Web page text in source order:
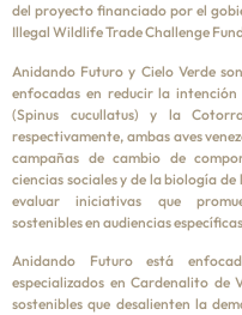
del proyecto financiado por el
Illegal Wildlife Trade Challenge
Anidando Futuro y Cielo Verde
enfocadas en reducir la intención
(Spinus cucullatus) y la
respectivamente, ambas aves
campañas de cambio de
ciencias sociales y de la biología
evaluar iniciativas que
sostenibles en audiencias
Anidando Futuro está
especializados en Cardenalito de
sostenibles que desalienten la